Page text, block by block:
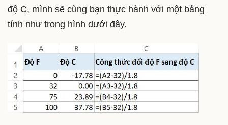
độ C, mình sẽ cùng bạn thực hành với một bảng
tính như trong hình dưới đây.